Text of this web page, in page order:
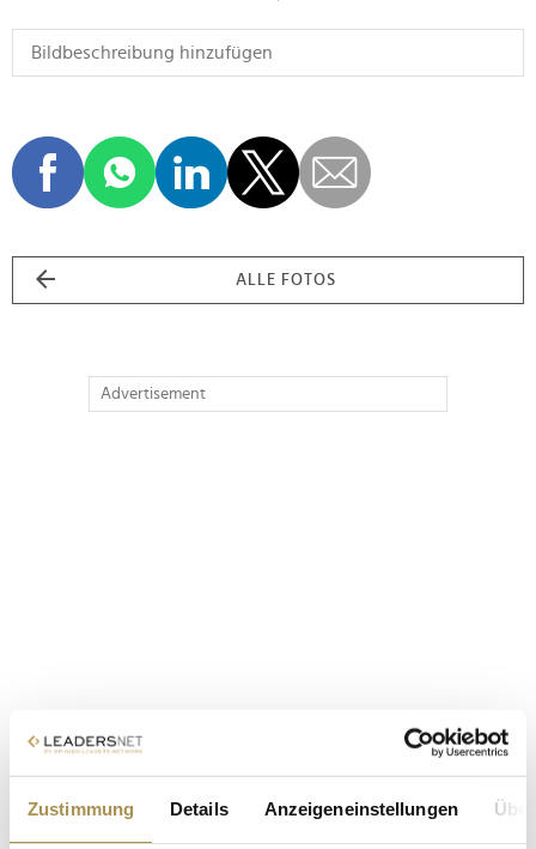
Zustimmung Details Anzeigeneinstellungen
ALLE FOTOS
Advertisement